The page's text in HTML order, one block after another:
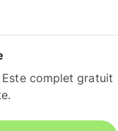
complet gratuit